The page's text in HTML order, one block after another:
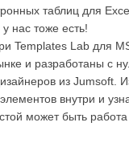
таблиц для
нас тоже есть!
Templates Lab для
и разработаны с
из Jumsoft.
внутри и
может быть